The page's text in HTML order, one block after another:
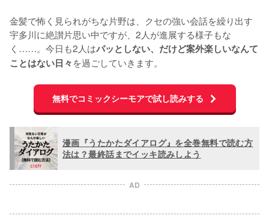
金髪で怖く見られがちな片野は、クセの強い会話を繰り出す
宇多川に絶讃片思い中ですが、2人が進展する様子もな
く……。今日も2人はパッとしない、だけど案外楽しいなんて
ことはない日々を過ごしていきます。
無料でコミックシーモアで試し読みする
漫画『うたかたダイアログ』を全巻無料で読む方
法は？最終話までイッキ読みしよう
AD